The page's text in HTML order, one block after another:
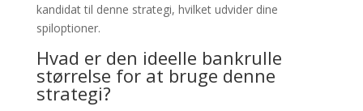
kandidat til denne strategi, hvilket udvider dine
spiloptioner.
Hvad er den ideelle bankrulle
størrelse for at bruge denne
strategi?